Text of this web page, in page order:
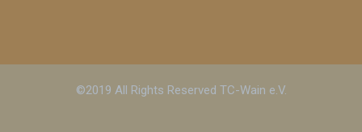
©2019 All Rights Reserved TC-Wain e.V.